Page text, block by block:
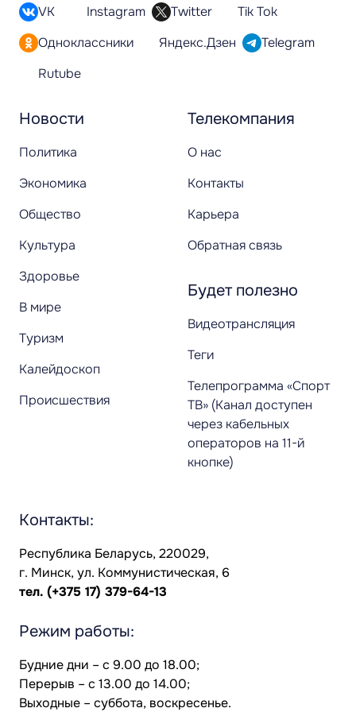
Новости
Политика
Экономика
Общество
Культура
Здоровье
В мире
Туризм
Калейдоскоп
Происшествия
Телекомпания
О нас
Контакты
Карьера
Обратная связь
Будет полезно
Видеотрансляция
Теги
Телепрограмма «Спорт
ТВ» (Канал доступен
через кабельных
операторов на 11-й
кнопке)
VK Instagram Twitter
Tik Tok
Одноклассники
Яндекс.Дзен
Telegram
Rutube
Контакты:
Республика Беларусь, 220029,
г. Минск, ул. Коммунистическая, 6
тел. (+375 17) 379-64-13
Режим работы:
Будние дни – с 9.00 до 18.00;
Перерыв – с 13.00 до 14.00;
Выходные – суббота, воскресенье.